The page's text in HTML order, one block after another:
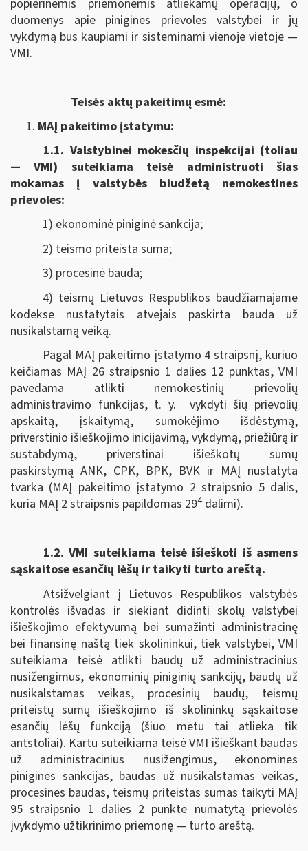
popierinėmis priemonėmis atliekamų operacijų, o
duomenys apie pinigines prievoles valstybei ir jų
vykdymą bus kaupiami ir sisteminami vienoje vietoje —
VMI.
Teisės aktų pakeitimų esmė:
MAĮ pakeitimo įstatymu:
1.1. Valstybinei mokesčių inspekcijai (toliau
— VMI) suteikiama
teisė administruoti šias
mokamas į valstybės biudžetą nemokestines
prievoles:
1) ekonominė piniginė sankcija;
2) teismo priteista suma;
3) procesinė bauda;
4) teismų Lietuvos Respublikos baudžiamajame
kodekse nustatytais atvejais paskirta bauda už
nusikalstamą veiką.
Pagal MAĮ pakeitimo įstatymo 4 straipsnį, kuriuo
keičiamas MAĮ 26 straipsnio 1 dalies 12 punktas, VMI
pavedama atlikti nemokestinių prievolių
administravimo funkcijas, t. y. vykdyti šių prievolių
apskaitą, įskaitymą, sumokėjimo išdėstymą,
priverstinio išieškojimo inicijavimą, vykdymą, priežiūrą ir
sustabdymą, priverstinai išieškotų sumų
paskirstymą ANK, CPK, BPK, BVK ir MAĮ nustatyta
tvarka (MAĮ pakeitimo įstatymo 2 straipsnio 5 dalis,
kuria MAĮ 2 straipsnis papildomas 294dalimi).
1.2. VMI suteikiama teisė išieškoti iš asmens
sąskaitose esančių lėšų ir taikyti turto areštą.
Atsižvelgiant į Lietuvos Respublikos valstybės
kontrolės išvadas ir siekiant didinti skolų valstybei
išieškojimo efektyvumą bei sumažinti administracinę
bei finansinę naštą tiek skolininkui, tiek valstybei, VMI
suteikiama teisė atlikti baudų už administracinius
nusižengimus, ekonominių piniginių sankcijų, baudų už
nusikalstamas veikas, procesinių baudų, teismų
priteistų sumų išieškojimo iš skolininkų sąskaitose
esančių lėšų funkciją (šiuo metu tai atlieka tik
antstoliai). Kartu suteikiama teisė VMI išieškant baudas
už administracinius nusižengimus, ekonomines
pinigines sankcijas, baudas už nusikalstamas veikas,
procesines baudas, teismų priteistas sumas taikyti MAĮ
95 straipsnio 1 dalies 2 punkte numatytą prievolės
įvykdymo užtikrinimo priemonę — turto areštą.